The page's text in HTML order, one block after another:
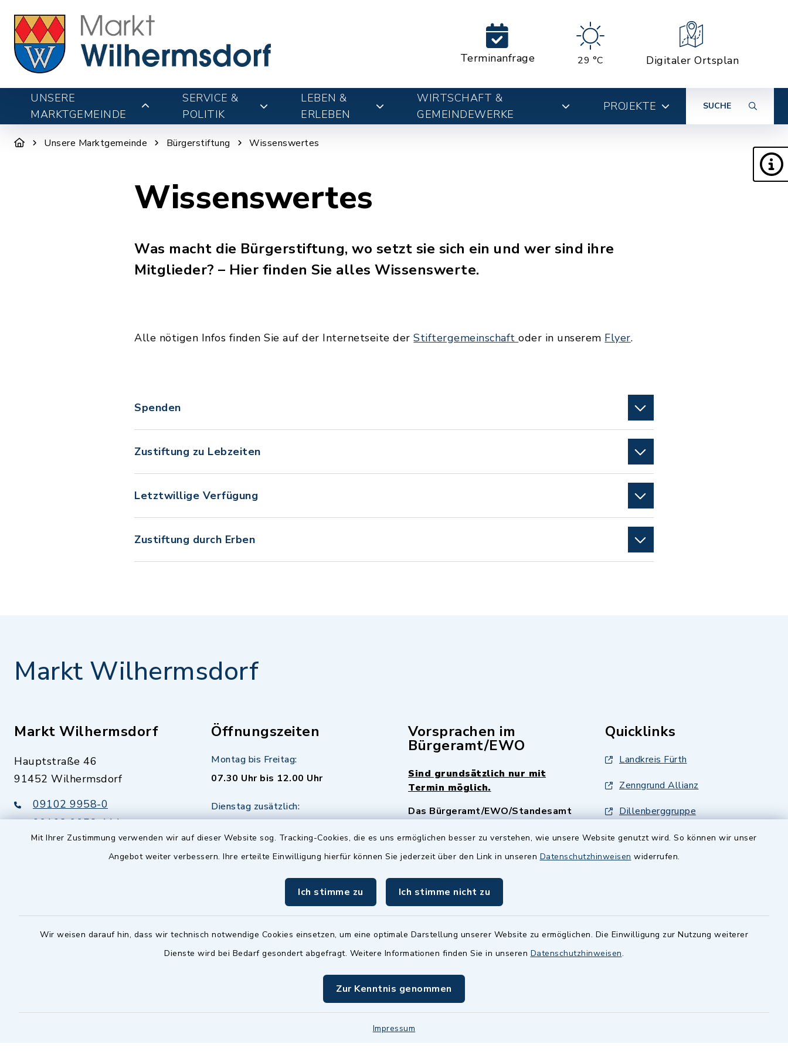
Mit Ihrer Zustimmung verwenden wir auf dieser Website sog. Tracking-Cookies, die es uns ermöglichen besser zu verstehen, wie unsere Website genutzt wird. So können wir unser
Angebot weiter verbessern. Ihre erteilte Einwilligung hierfür können Sie jederzeit über den Link in unseren Datenschutzhinweisen widerrufen.
Ich stimme zu Ich stimme nicht zu
Wir weisen darauf hin, dass wir technisch notwendige Cookies einsetzen, um eine optimale Darstellung unserer Website zu ermöglichen. Die Einwilligung zur Nutzung weiterer
Dienste wird bei Bedarf gesondert abgefragt. Weitere Informationen finden Sie in unseren Datenschutzhinweisen.
Zur Kenntnis genommen
Impressum
Terminanfrage 29 °C Digitaler Ortsplan
UNSERE
MARKTGEMEINDE
SERVICE &
POLITIK
LEBEN &
ERLEBEN
WIRTSCHAFT &
GEMEINDEWERKE
PROJEKTE SUCHE
Unsere Marktgemeinde Bürgerstiftung Wissenswertes
Wissenswertes
Was macht die Bürgerstiftung, wo setzt sie sich ein und wer sind ihre
Mitglieder? – Hier finden Sie alles Wissenswerte.
Alle nötigen Infos finden Sie auf der Internetseite derStiftergemeinschaftoder in unserem Flyer.
Spenden
Zustiftung zu Lebzeiten
Letztwillige Verfügung
Zustiftung durch Erben
Markt Wilhermsdorf
Markt Wilhermsdorf
Hauptstraße 46
91452 Wilhermsdorf
09102 9958-0
09102 9958-111
rathaus@markt-
Nur außerhalb der regulären
Öffnungszeiten
Montag bis Freitag:
07.30 Uhr bis 12.00 Uhr
Dienstag zusätzlich:
nur mit Termin
möglich - bitte fragen Sie den
zuständigen Sachbearbeiter)
Vorsprachen im
Bürgeramt/EWO
Sind grundsätzlich nur mit
Termin möglich.
Das Bürgeramt/EWO/Standesamt
Quicklinks
Landkreis Fürth
Zenngrund Allianz
Dillenberggruppe
BayernPortal
inixmedia GmbH